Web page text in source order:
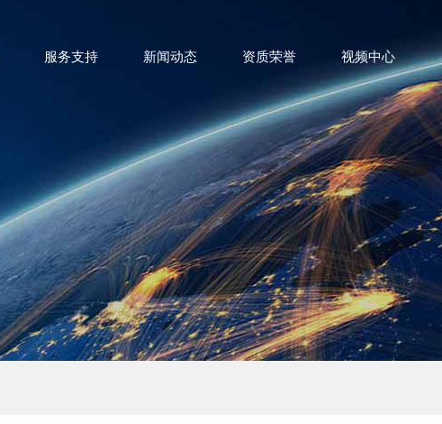
服务支持 新闻动态 资质荣誉 视频中心